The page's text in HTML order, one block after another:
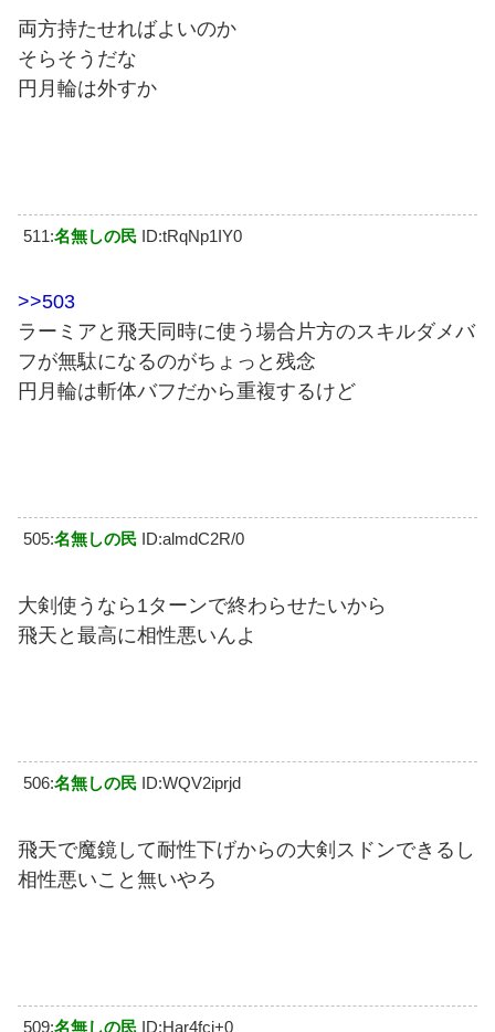
両方持たせればよいのか
そらそうだな
円月輪は外すか
511:名無しの民 ID:tRqNp1IY0
>>503
ラーミアと飛天同時に使う場合片方のスキルダメバ
フが無駄になるのがちょっと残念
円月輪は斬体バフだから重複するけど
505:名無しの民 ID:almdC2R/0
大剣使うなら1ターンで終わらせたいから
飛天と最高に相性悪いんよ
506:名無しの民 ID:WQV2iprjd
飛天で魔鏡して耐性下げからの大剣スドンできるし
相性悪いこと無いやろ
509:名無しの民 ID:Har4fcj+0